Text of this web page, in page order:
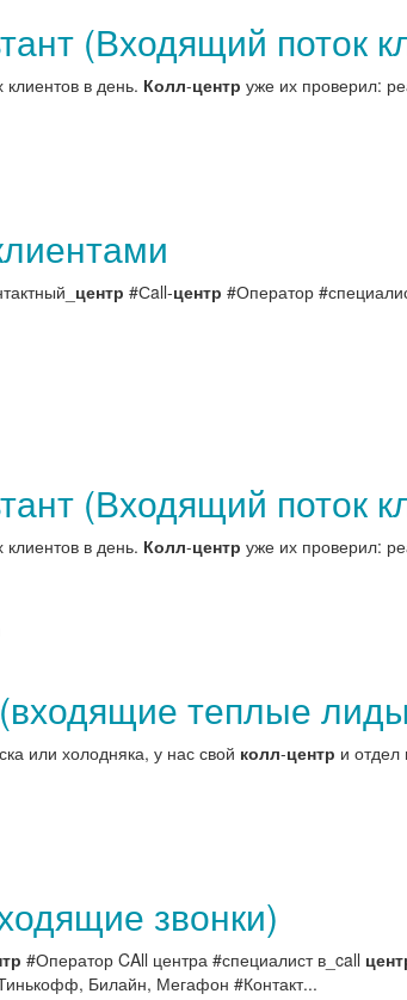
(Входящий поток
в день. Колл-центр уже их проверил:
центр #Сall-центр #Оператор
(Входящий поток
в день. Колл-центр уже их проверил:
теплые
или холодняка, у нас свой колл-центр и отдел
звонки)
#Оператор CAll центра #специалист в_call
Билайн, Мегафон #Контакт...